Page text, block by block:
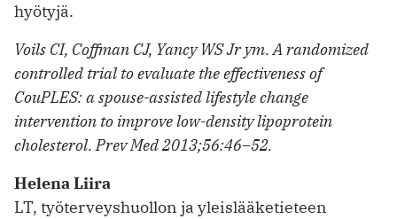
hyötyjä.
Voils CI, Coffman CJ, Yancy WS Jr ym. A randomized
controlled trial to evaluate the effectiveness of
CouPLES: a spouse-assisted lifestyle change
intervention to improve low-density lipoprotein
cholesterol. Prev Med 2013;56:46–52.
Helena Liira
LT, työterveyshuollon ja yleislääketieteen